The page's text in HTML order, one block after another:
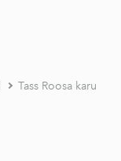
Tass Roosa karu